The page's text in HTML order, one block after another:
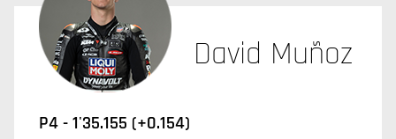
David Muñoz
P4 - 1'35.155 (+0.154)